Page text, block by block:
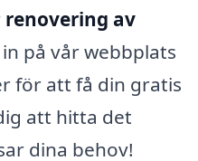
renovering av
in på vår webbplats
för att få din gratis
att hitta det
dina behov!